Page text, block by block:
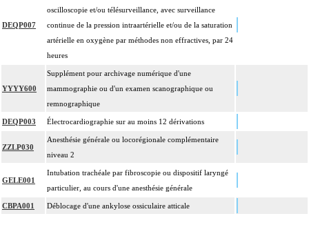
DEQP007
oscilloscopie et/ou télésurveillance, avec surveillance
continue de la pression intraartérielle et/ou de la saturation
artérielle en oxygène par méthodes non effractives, par 24
heures
YYYY600
Supplément pour archivage numérique d'une
mammographie ou d'un examen scanographique ou
remnographique
DEQP003 Électrocardiographie sur au moins 12 dérivations
ZZLP030
Anesthésie générale ou locorégionale complémentaire
niveau 2
GELE001
Intubation trachéale par fibroscopie ou dispositif laryngé
particulier, au cours d'une anesthésie générale
CBPA001 Déblocage d'une ankylose ossiculaire atticale